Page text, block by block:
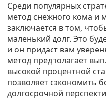
Среди популярных
метод снежного кома и
заключается в том,
маленький долг. Это
и он придаст вам
метод предполагает
высокой процентной
позволяет сэкономить
долгосрочной